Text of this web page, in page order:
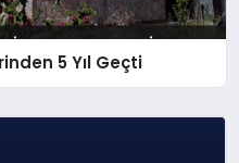
5 Yıl Geçti